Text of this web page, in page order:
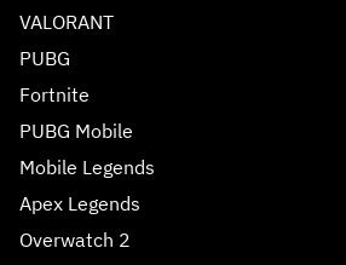
VALORANT
PUBG
Fortnite
PUBG Mobile
Mobile Legends
Apex Legends
Overwatch 2